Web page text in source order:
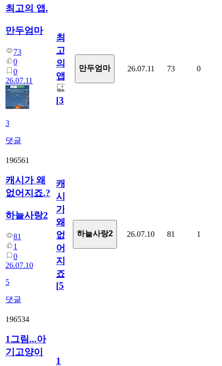
최고의 앱.
만두엄마
73
0
0
26.07.11
3
댓글
최
고
의
앱.
[3]
만두엄마 26.07.11 73 0
196561
캐시가 왜
없어지죠.?
하늘사랑2
81
1
0
26.07.10
5
댓글
캐
시
가
왜
없
어
지
죠.?
[5]
하늘사랑2 26.07.10 81 1
196534
1그림...아
기고양이
1